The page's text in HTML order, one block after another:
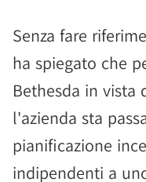
Senza fare
ha spiegato che
Bethesda in vista
l'azienda sta
pianificazione
indipendenti a